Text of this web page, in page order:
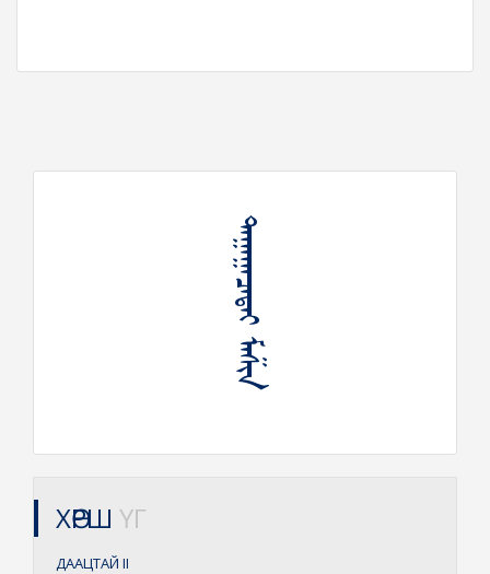
ᠳᠠᠭᠠᠭᠠᠴᠠᠲᠠᠢ ᠮᠠᠱᠢᠨ
ХӨРШ ҮГ
ДААЦТАЙ II